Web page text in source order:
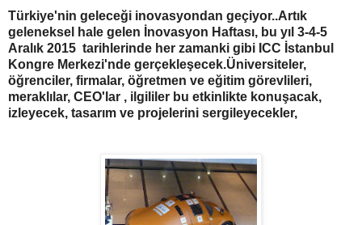
Türkiye'nin geleceği inovasyondan geçiyor..Artık
geleneksel hale gelen İnovasyon Haftası, bu yıl 3-4-5
Aralık 2015 tarihlerinde her zamanki gibi ICC İstanbul
Kongre Merkezi'nde gerçekleşecek.Üniversiteler,
öğrenciler, firmalar, öğretmen ve eğitim görevlileri,
meraklılar, CEO'lar , ilgililer bu etkinlikte konuşacak,
izleyecek, tasarım ve projelerini sergileyecekler,